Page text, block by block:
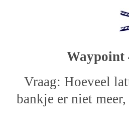
Waypoint
Vraag: Hoeveel
bankje er niet